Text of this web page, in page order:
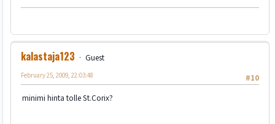
kalastaja123
Guest
#10
February 25, 2009, 22:03:48
minimi hinta tolle St.Corix?